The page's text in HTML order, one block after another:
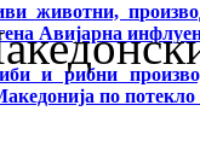
животни,
Авијарна
и рибни
по